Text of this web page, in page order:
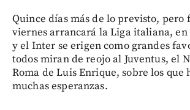
Quince días más de lo previsto, pero
viernes arrancará la Liga italiana,
y el Inter se erigen como grandes
todos miran de reojo al Juventus, el
Roma de Luis Enrique, sobre los que
muchas esperanzas.